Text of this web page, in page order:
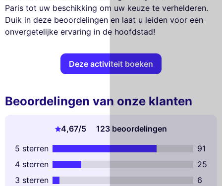
Paris tot uw beschikking om uw keuze te verhelderen.
Duik in deze beoordelingen en laat u leiden voor een
onvergetelijke ervaring in de hoofdstad!
Deze activiteit boeken
Beoordelingen van onze klanten
4,67/5
123 beoordelingen
5 sterren
91
4 sterren
25
3 sterren
6